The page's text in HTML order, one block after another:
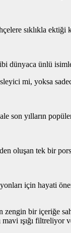
sıklıkla
ünlü
mi, yoksa
son yılların
oluşan tek bir
için hayati
bir içeriğe
ışığı filtreliyor